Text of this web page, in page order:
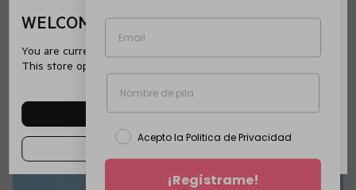
WELCOME ON SVR
You are currently browsing the website es.svr.com.
This store operates in Spain.
CONTINUE IN THIS SHOP
SEE OTHER COUNTRIES
Acepto la Politica de Privacidad
¡Regístrame!